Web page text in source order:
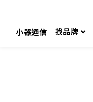
content小器通信 找品牌